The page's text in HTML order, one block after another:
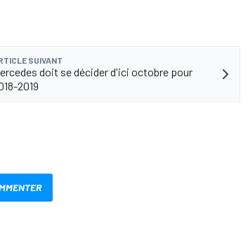
SUIVANT
doit se décider d'ici octobre pour
2019